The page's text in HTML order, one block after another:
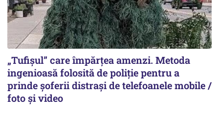
„Tufișul” care împărțea amenzi. Metoda
ingenioasă folosită de poliție pentru a
prinde șoferii distrași de telefoanele mobile /
foto și video